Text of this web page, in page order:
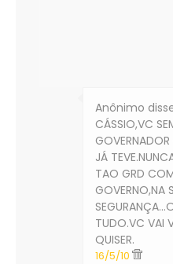
Anônimo
CÁSSIO,VC
JÁ
TAO GRD
GOVERNO,NA
TUDO.VC VAI
QUISER.
16/5/10